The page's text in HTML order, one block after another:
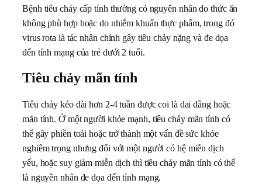
Bệnh tiêu chảy cấp tính thường có nguyên nhân do thức ăn
không phù hợp hoặc do nhiễm khuẩn thực phẩm, trong đó
virus rota là tác nhân chính gây tiêu chảy nặng và đe dọa
đến tính mạng của trẻ dưới 2 tuổi.
Tiêu chảy mãn tính
Tiêu chảy kéo dài hơn 2-4 tuần được coi là dai dẳng hoặc
mãn tính. Ở một người khỏe mạnh, tiêu chảy mãn tính có
thể gây phiền toái hoặc trở thành một vấn đề sức khỏe
nghiêm trọng nhưng đối với một người có hệ miễn dịch
yếu, hoặc suy giảm miễn dịch thì tiêu chảy mãn tính có thể
là nguyên nhân đe dọa đến tính mạng.